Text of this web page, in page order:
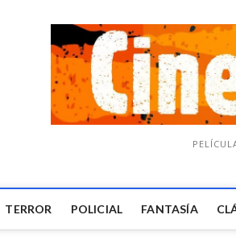
TERROR POLICIAL FANTASÍA